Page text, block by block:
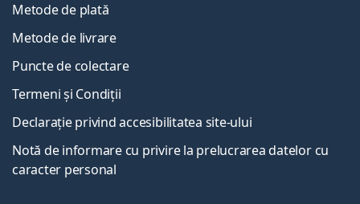
Metode de plată
Metode de livrare
Puncte de colectare
Termeni și Condiții
Declarație privind accesibilitatea site-ului
Notă de informare cu privire la prelucrarea datelor cu
caracter personal